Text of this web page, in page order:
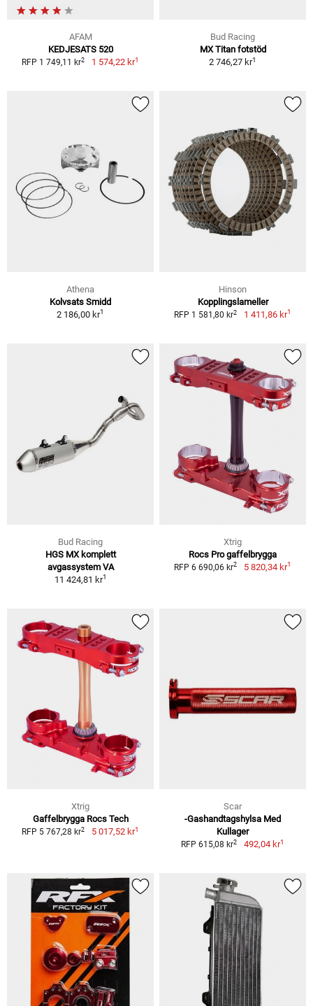
AFAM
KEDJESATS 520
RFP 1 749,11 kr2 1 574,22 kr1
Bud Racing
MX Titan fotstöd
2 746,27 kr1
Athena
Kolvsats Smidd
2 186,00 kr1
Hinson
Kopplingslameller
RFP 1 581,80 kr2 1 411,86 kr1
Bud Racing
HGS MX komplett
avgassystem VA
11 424,81 kr1
Xtrig
Rocs Pro gaffelbrygga
RFP 6 690,06 kr2 5 820,34 kr1
Xtrig
Gaffelbrygga Rocs Tech
RFP 5 767,28 kr2 5 017,52 kr1
Scar
-Gashandtagshylsa Med
Kullager
RFP 615,08 kr2 492,04 kr1